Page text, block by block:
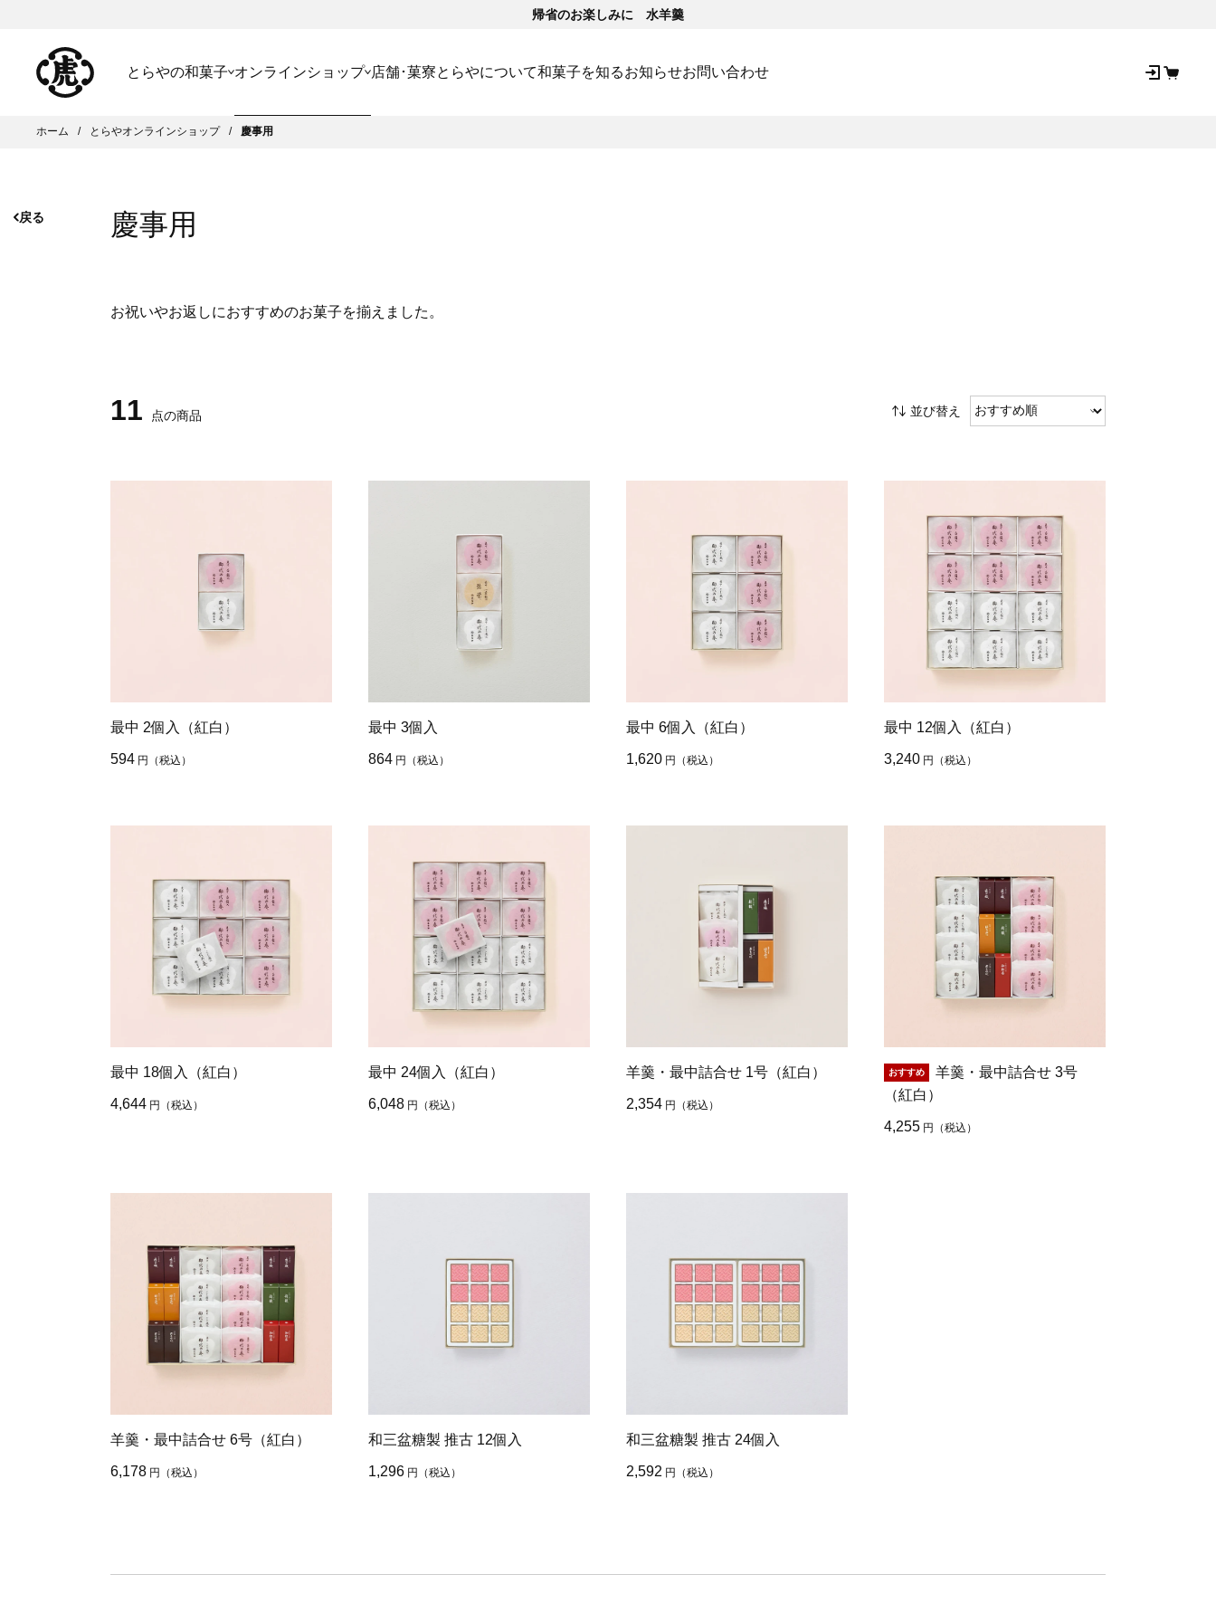
帰省のお楽しみに 水羊羹
とらやの和菓子 オンラインショップ 店舗･菓寮とらやについて和菓子を知るお知らせお問い合わせ
ホーム とらやオンラインショップ 慶事用
戻る 慶事用
お祝いやお返しにおすすめのお菓子を揃えました。
11 点の商品 並び替え
最中 2個入（紅白）
594 円 （税込）
最中 3個入
864 円 （税込）
最中 6個入（紅白）
1,620 円 （税込）
最中 12個入（紅白）
3,240 円 （税込）
最中 18個入（紅白）
4,644 円 （税込）
最中 24個入（紅白）
6,048 円 （税込）
羊羹・最中詰合せ 1号（紅白）
2,354 円 （税込）
羊羹・最中詰合せ 3号
（紅白）
4,255 円 （税込）
羊羹・最中詰合せ 6号（紅白）
6,178 円 （税込）
和三盆糖製 推古 12個入
1,296 円 （税込）
和三盆糖製 推古 24個入
2,592 円 （税込）